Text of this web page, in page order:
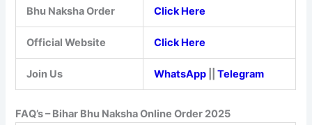
Bhu Naksha Order Click Here
Official Website Click Here
Join Us WhatsApp ||Telegram
FAQ’s – Bihar Bhu Naksha Online Order 2025